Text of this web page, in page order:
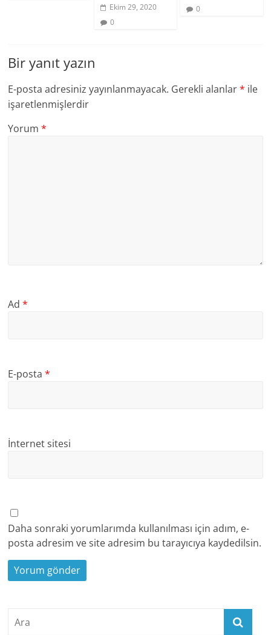
Ekim 29, 2020
0
0
Bir yanıt yazın
E-posta adresiniz yayınlanmayacak. Gerekli alanlar* ile
işaretlenmişlerdir
Yorum*
Ad*
E-posta*
İnternet sitesi
Daha sonraki yorumlarımda kullanılması için adım, e-
posta adresim ve site adresim bu tarayıcıya kaydedilsin.